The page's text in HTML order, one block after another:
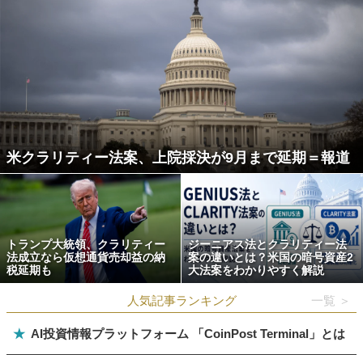
米クラリティー法案、上院採決が9月まで延期＝報道
トランプ大統領、クラリティー
法成立なら仮想通貨売却益の納
税延期も
ジーニアス法とクラリティー法
案の違いとは？米国の暗号資産2
大法案をわかりやすく解説
人気記事ランキング 一覧 ＞
★ AI投資情報プラットフォーム 「CoinPost Terminal」とは